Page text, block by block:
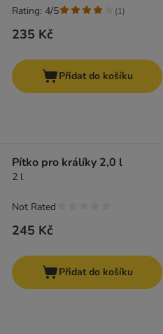
235 Kč
Rating: 4/5 (1)
Přidat do košíku
Pítko pro králíky 2,0 l
2 l
245 Kč
Not Rated
Přidat do košíku